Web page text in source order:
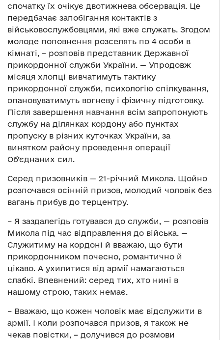
спочатку їх очікує двотижнева обсервація. Це
передбачає запобігання контактів з
військовослужбовцями, які вже служать. Згодом
молоде поповнення розселять по 4 особи в
кімнаті, – розповів представник Державної
прикордонної служби України. — Упродовж
місяця хлопці вивчатимуть тактику
прикордонної служби, психологію спілкування,
опановуватимуть вогневу і фізичну підготовку.
Після завершення навчання всім запропонують
службу на ділянках кордону або пунктах
пропуску в різних куточках України, за
винятком району проведення операції
Об’єднаних сил.
Серед призовників — 21-річний Микола. Щойно
розпочався осінній призов, молодий чоловік без
вагань прибув до терцентру.
– Я заздалегідь готувався до служби, — розповів
Микола під час відправлення до війська. —
Служитиму на кордоні й вважаю, що бути
прикордонником почесно, романтично й
цікаво. А ухилитися від армії намагаються
слабкі. Впевнений: серед тих, хто нині в
нашому строю, таких немає.
– Вважаю, що кожен чоловік має відслужити в
армії. І коли розпочався призов, я також не
чекав повістки, – долучився до розмови